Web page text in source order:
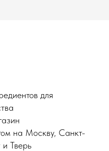
для
на Москву, Санкт-
и Тверь